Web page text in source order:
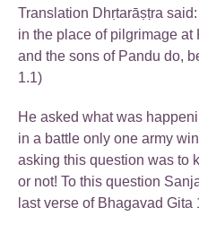
Translation Dhṛtarāṣṭra
in the place of pilgrimage
and the sons of Pandu do,
1.1)
He asked what was
in a battle only one army
asking this question was to
or not! To this question
last verse of Bhagavad